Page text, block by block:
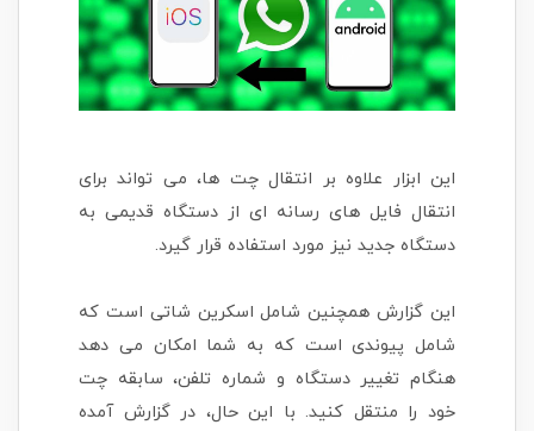
این ابزار علاوه بر انتقال چت ها، می تواند برای
انتقال فایل های رسانه ای از دستگاه قدیمی به
دستگاه جدید نیز مورد استفاده قرار گیرد.
این گزارش همچنین شامل اسکرین شاتی است که
شامل پیوندی است که به شما امکان می دهد
هنگام تغییر دستگاه و شماره تلفن، سابقه چت
خود را منتقل کنید. با این حال، در گزارش آمده